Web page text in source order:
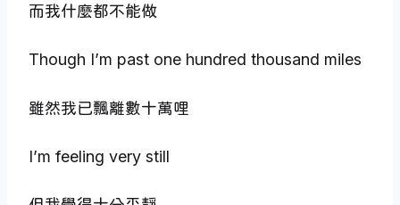
而我什麼都不能做
Though I’m past one hundred thousand miles
雖然我已飄離數十萬哩
I’m feeling very still